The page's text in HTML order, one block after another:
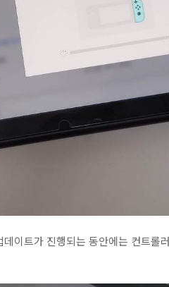
이트가 진행되는 동안에는 컨트롤